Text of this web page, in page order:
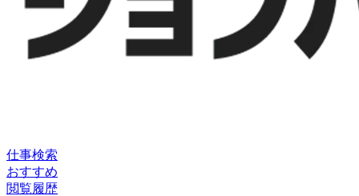
仕事検索
おすすめ
閲覧履歴